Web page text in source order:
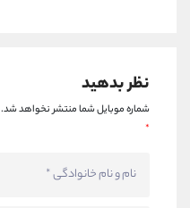
نظر بدهید
شماره موبایل شما منتشر نخواهد شد.
*